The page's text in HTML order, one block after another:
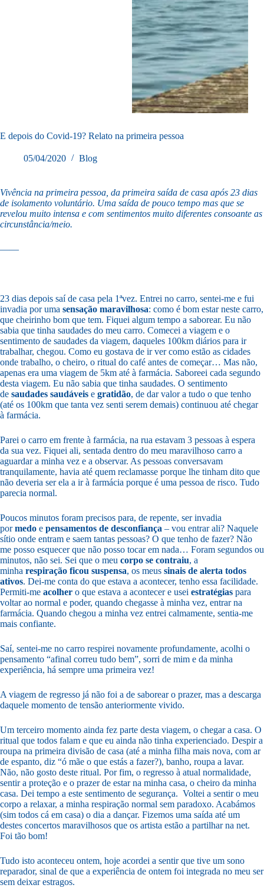
E depois do Covid-19? Relato na primeira pessoa
05/04/2020 Blog
Vivência na primeira pessoa, da primeira saída de casa após 23 dias
de isolamento voluntário. Uma saída de pouco tempo mas que se
revelou muito intensa e com sentimentos muito diferentes consoante as
circunstância/meio.
——
23 dias depois saí de casa pela 1ªvez. Entrei no carro, sentei-me e fui
invadia por uma sensação maravilhosa: como é bom estar neste carro,
que cheirinho bom que tem. Fiquei algum tempo a saborear. Eu não
sabia que tinha saudades do meu carro. Comecei a viagem e o
sentimento de saudades da viagem, daqueles 100km diários para ir
trabalhar, chegou. Como eu gostava de ir ver como estão as cidades
onde trabalho, o cheiro, o ritual do café antes de começar… Mas não,
apenas era uma viagem de 5km até à farmácia. Saboreei cada segundo
desta viagem. Eu não sabia que tinha saudades. O sentimento
de saudades saudáveis e gratidão, de dar valor a tudo o que tenho
(até os 100km que tanta vez senti serem demais) continuou até chegar
à farmácia.
Parei o carro em frente à farmácia, na rua estavam 3 pessoas à espera
da sua vez. Fiquei ali, sentada dentro do meu maravilhoso carro a
aguardar a minha vez e a observar. As pessoas conversavam
tranquilamente, havia até quem reclamasse porque lhe tinham dito que
não deveria ser ela a ir à farmácia porque é uma pessoa de risco. Tudo
parecia normal.
Poucos minutos foram precisos para, de repente, ser invadia
pormedo e pensamentos de desconfiança – vou entrar ali? Naquele
sítio onde entram e saem tantas pessoas? O que tenho de fazer? Não
me posso esquecer que não posso tocar em nada… Foram segundos ou
minutos, não sei. Sei que o meu corpo se contraiu, a
minha respiração ficou suspensa, os meus sinais de alerta todos
ativos. Dei-me conta do que estava a acontecer, tenho essa facilidade.
Permiti-me acolher o que estava a acontecer e usei estratégias para
voltar ao normal e poder, quando chegasse à minha vez, entrar na
farmácia. Quando chegou a minha vez entrei calmamente, sentia-me
mais confiante.
Saí, sentei-me no carro respirei novamente profundamente, acolhi o
pensamento “afinal correu tudo bem”, sorri de mim e da minha
experiência, há sempre uma primeira vez!
A viagem de regresso já não foi a de saborear o prazer, mas a descarga
daquele momento de tensão anteriormente vivido.
Um terceiro momento ainda fez parte desta viagem, o chegar a casa. O
ritual que todos falam e que eu ainda não tinha experienciado. Despir a
roupa na primeira divisão de casa (até a minha filha mais nova, com ar
de espanto, diz “ó mãe o que estás a fazer?), banho, roupa a lavar.
Não, não gosto deste ritual. Por fim, o regresso à atual normalidade,
sentir a proteção e o prazer de estar na minha casa, o cheiro da minha
casa. Dei tempo a este sentimento de segurança. Voltei a sentir o meu
corpo a relaxar, a minha respiração normal sem paradoxo. Acabámos
(sim todos cá em casa) o dia a dançar. Fizemos uma saída até um
destes concertos maravilhosos que os artista estão a partilhar na net.
Foi tão bom!
Tudo isto aconteceu ontem, hoje acordei a sentir que tive um sono
reparador, sinal de que a experiência de ontem foi integrada no meu ser
sem deixar estragos.